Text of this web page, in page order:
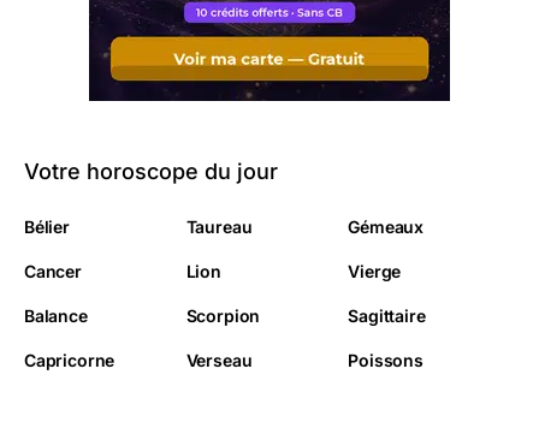
Votre horoscope du jour
Bélier Taureau Gémeaux
Cancer Lion Vierge
Balance Scorpion Sagittaire
Capricorne Verseau Poissons